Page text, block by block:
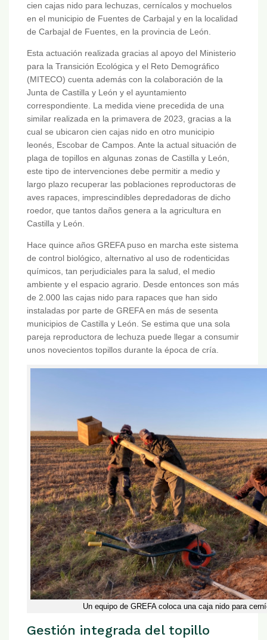
cien cajas nido para lechuzas, cernícalos y mochuelos
en el municipio de Fuentes de Carbajal y en la localidad
de Carbajal de Fuentes, en la provincia de León.
Esta actuación realizada gracias al apoyo del Ministerio
para la Transición Ecológica y el Reto Demográfico
(MITECO) cuenta además con la colaboración de la
Junta de Castilla y León y el ayuntamiento
correspondiente. La medida viene precedida de una
similar realizada en la primavera de 2023, gracias a la
cual se ubicaron cien cajas nido en otro municipio
leonés, Escobar de Campos. Ante la actual situación de
plaga de topillos en algunas zonas de Castilla y León,
este tipo de intervenciones debe permitir a medio y
largo plazo recuperar las poblaciones reproductoras de
aves rapaces, imprescindibles depredadoras de dicho
roedor, que tantos daños genera a la agricultura en
Castilla y León.
Hace quince años GREFA puso en marcha este sistema
de control biológico, alternativo al uso de rodenticidas
químicos, tan perjudiciales para la salud, el medio
ambiente y el espacio agrario. Desde entonces son más
de 2.000 las cajas nido para rapaces que han sido
instaladas por parte de GREFA en más de sesenta
municipios de Castilla y León. Se estima que una sola
pareja reproductora de lechuza puede llegar a consumir
unos novecientos topillos durante la época de cría.
Un equipo de GREFA coloca una caja nido para
Gestión integrada del topillo